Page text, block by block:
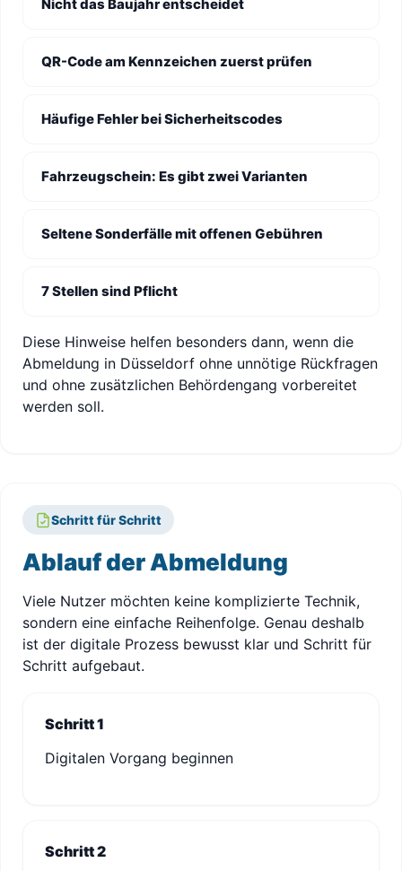
Nicht das Baujahr entscheidet
QR-Code am Kennzeichen zuerst prüfen
Häufige Fehler bei Sicherheitscodes
Fahrzeugschein: Es gibt zwei Varianten
Seltene Sonderfälle mit offenen Gebühren
7 Stellen sind Pflicht
Diese Hinweise helfen besonders dann, wenn die
Abmeldung in Düsseldorf ohne unnötige Rückfragen
und ohne zusätzlichen Behördengang vorbereitet
werden soll.
Schritt für Schritt
Ablauf der Abmeldung
Viele Nutzer möchten keine komplizierte Technik,
sondern eine einfache Reihenfolge. Genau deshalb
ist der digitale Prozess bewusst klar und Schritt für
Schritt aufgebaut.
Schritt 1
Digitalen Vorgang beginnen
Schritt 2